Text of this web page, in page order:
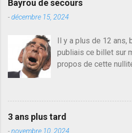
Bayrou de secours
-décembre 15, 2024
Il y a plus de 12 ans,
publiais ce billet sur
propos de cette
quelqu'un, je ne
des amis ou des
devenir le traite
3 ans plus tard
-novembre 10, 2024